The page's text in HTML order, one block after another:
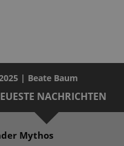
| Beate Baum
NACHRICHTEN
Mythos